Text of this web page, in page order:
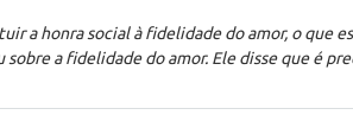
a honra social à fidelidade do amor, o que
a fidelidade do amor. Ele disse que é